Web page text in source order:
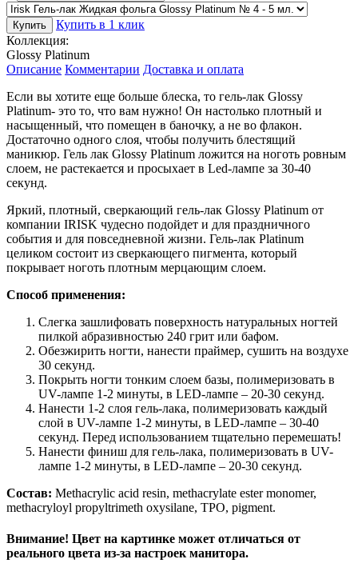
Купить
Купить в 1 клик
Коллекция:
Glossy Platinum
Описание Комментарии Доставка и оплата
Если вы хотите еще больше блеска, то гель-лак Glossy
Platinum- это то, что вам нужно! Он настолько плотный и
насыщенный, что помещен в баночку, а не во флакон.
Достаточно одного слоя, чтобы получить блестящий
маникюр. Гель лак Glossy Platinum ложится на ноготь ровным
слоем, не растекается и просыхает в Led-лампе за 30-40
секунд.
Яркий, плотный, сверкающий гель-лак Glossy Platinum от
компании IRISK чудесно подойдет и для праздничного
события и для повседневной жизни. Гель-лак Platinum
целиком состоит из сверкающего пигмента, который
покрывает ноготь плотным мерцающим слоем.
Способ применения:
Слегка зашлифовать поверхность натуральных ногтей
пилкой абразивностью 240 грит или бафом.
Обезжирить ногти, нанести праймер, сушить на воздухе
30 секунд.
Покрыть ногти тонким слоем базы, полимеризовать в
UV-лампе 1-2 минуты, в LED-лампе – 20-30 секунд.
Нанести 1-2 слоя гель-лака, полимеризовать каждый
слой в UV-лампе 1-2 минуты, в LED-лампе – 30-40
секунд. Перед использованием тщательно перемешать!
Нанести финиш для гель-лака, полимеризовать в UV-
лампе 1-2 минуты, в LED-лампе – 20-30 секунд.
Состав: Methacrylic acid resin, methacrylate ester monomer,
methacryloyl propyltrimeth oxysilane, TPO, pigment.
Внимание! Цвет на картинке может отличаться от
реального цвета из-за настроек манитора.